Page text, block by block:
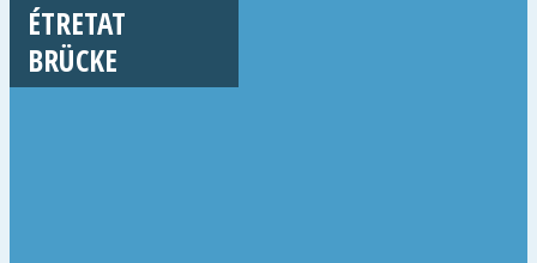
ÉTRETAT
BRÜCKE